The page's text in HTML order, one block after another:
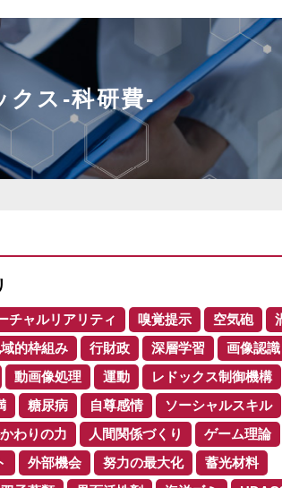
クス-科研費-
チャルリアリティ 嗅覚提示 空気砲
的枠組み 行財政 深層学習
画像認識
動画像処理 運動
レドックス制御機構
糖尿病 自尊感情
ソーシャルスキル
わりの力 人間関係づくり
ゲーム理論
外部機会 努力の最大化
蓄光材料